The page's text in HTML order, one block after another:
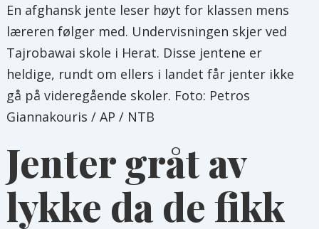
En afghansk jente leser høyt for klassen mens
læreren følger med. Undervisningen skjer ved
Tajrobawai skole i Herat. Disse jentene er
heldige, rundt om ellers i landet får jenter ikke
gå på videregående skoler. Foto: Petros
Giannakouris / AP / NTB
Jenter gråt av
lykke da de fikk